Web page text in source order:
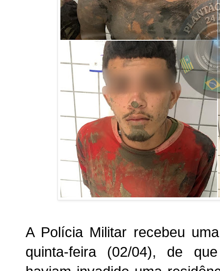
A Polícia Militar recebeu
quinta-feira (02/04), de